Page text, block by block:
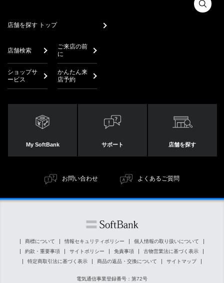
店舗を探す トップ
店舗検索
ご来店の前
に
ショップサ
ービス
かんたん来
店予約
My SoftBank サポート 店舗を探す
お問い合わせ よくあるご質問
商標について 情報セキュリティポリシー
個人情報の取り扱いについて
約款・重要事項
サイトポリシー 免責事項
古物営業法に基づく表示
特定商取引法に基づく表示
商品の返品・交換について サイトマップ
電気通信事業登録番号：第72号